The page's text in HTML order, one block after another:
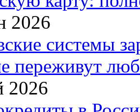
2026
системы
переживут
2026